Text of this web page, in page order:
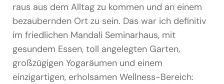
raus aus dem Alltag zu kommen und an einem
bezaubernden Ort zu sein. Das war ich definitiv
im friedlichen Mandali Seminarhaus, mit
gesundem Essen, toll angelegten Garten,
großzügigen Yogaräumen und einem
einzigartigen, erholsamen Wellness-Bereich: